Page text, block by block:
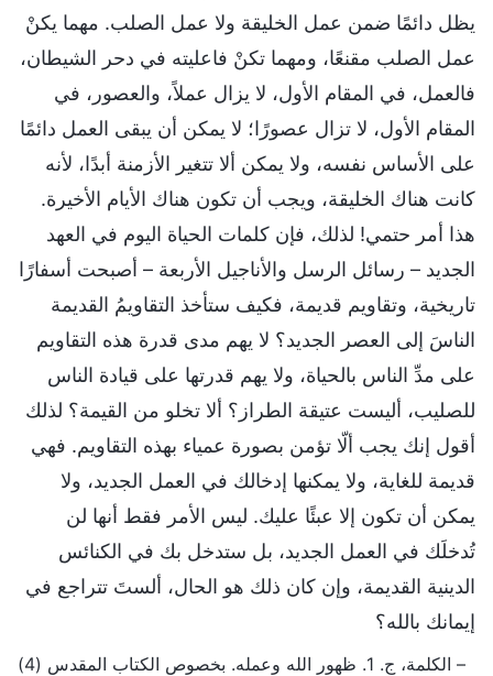
يظل دائمًا ضمن عمل الخليقة ولا عمل الصلب. مهما يكنْ
عمل الصلب مقنعًا، ومهما تكنْ فاعليته في دحر الشيطان،
فالعمل، في المقام الأول، لا يزال عملاً، والعصور، في
المقام الأول، لا تزال عصورًا؛ لا يمكن أن يبقى العمل دائمًا
على الأساس نفسه، ولا يمكن ألا تتغير الأزمنة أبدًا، لأنه
كانت هناك الخليقة، ويجب أن تكون هناك الأيام الأخيرة.
هذا أمر حتمي! لذلك، فإن كلمات الحياة اليوم في العهد
الجديد – رسائل الرسل والأناجيل الأربعة – أصبحت أسفارًا
تاريخية، وتقاويم قديمة، فكيف ستأخذ التقاويمُ القديمة
الناسَ إلى العصر الجديد؟ لا يهم مدى قدرة هذه التقاويم
على مدِّ الناس بالحياة، ولا يهم قدرتها على قيادة الناس
للصليب، أليست عتيقة الطراز؟ ألا تخلو من القيمة؟ لذلك
أقول إنك يجب ألّا تؤمن بصورة عمياء بهذه التقاويم. فهي
قديمة للغاية، ولا يمكنها إدخالك في العمل الجديد، ولا
يمكن أن تكون إلا عبئًا عليك. ليس الأمر فقط أنها لن
تُدخلَك في العمل الجديد، بل ستدخل بك في الكنائس
الدينية القديمة، وإن كان ذلك هو الحال، ألستَ تتراجع في
إيمانك بالله؟
– الكلمة، ج. 1. ظهور الله وعمله. بخصوص الكتاب المقدس (4)